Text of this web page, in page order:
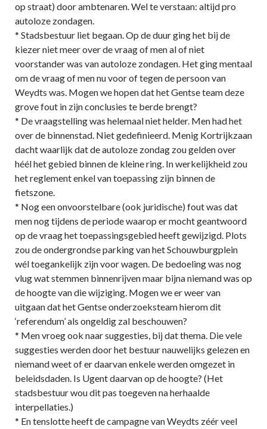
op straat) door ambtenaren. Wel te verstaan: altijd pro
autoloze zondagen.
* Stadsbestuur liet begaan. Op de duur ging het bij de
kiezer niet meer over de vraag of men al of niet
voorstander was van autoloze zondagen. Het ging mentaal
om de vraag of men nu voor of tegen de persoon van
Weydts was. Mogen we hopen dat het Gentse team deze
grove fout in zijn conclusies te berde brengt?
* De vraagstelling was helemaal niet helder. Men had het
over de binnenstad. Niet gedefinieerd. Menig Kortrijkzaan
dacht waarlijk dat de autoloze zondag zou gelden over
héél het gebied binnen de kleine ring. In werkelijkheid zou
het reglement enkel van toepassing zijn binnen de
fietszone.
* Nog een onvoorstelbare (ook juridische) fout was dat
men nog tijdens de periode waarop er mocht geantwoord
op de vraag het toepassingsgebied heeft gewijzigd. Plots
zou de ondergrondse parking van het Schouwburgplein
wél toegankelijk zijn voor wagen. De bedoeling was nog
vlug wat stemmen binnenrijven maar bijna niemand was op
de hoogte van die wijziging. Mogen we er weer van
uitgaan dat het Gentse onderzoeksteam hierom dit
‘referendum’ als ongeldig zal beschouwen?
* Men vroeg ook naar suggesties, bij dat thema. Die vele
suggesties werden door het bestuur nauwelijks gelezen en
niemand weet of er daarvan enkele werden omgezet in
beleidsdaden. Is Ugent daarvan op de hoogte? (Het
stadsbestuur wou dit pas toegeven na herhaalde
interpellaties.)
* En tenslotte heeft de campagne van Weydts zéér veel